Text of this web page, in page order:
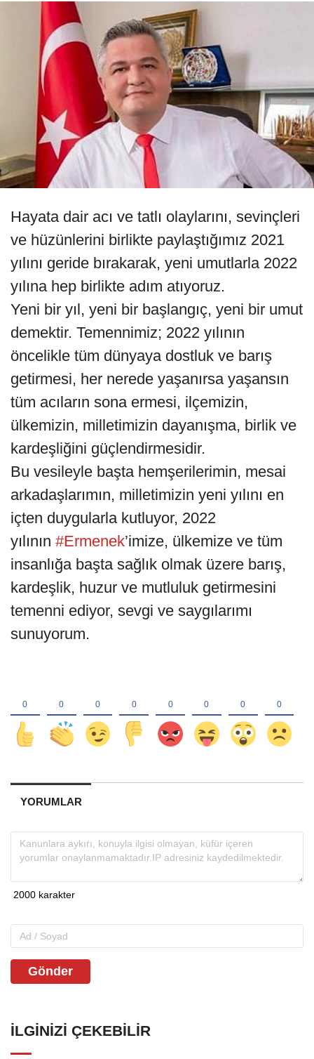
Hayata dair acı ve tatlı olaylarını, sevinçleri
ve hüzünlerini birlikte paylaştığımız 2021
yılını geride bırakarak, yeni umutlarla 2022
yılına hep birlikte adım atıyoruz.
Yeni bir yıl, yeni bir başlangıç, yeni bir umut
demektir. Temennimiz; 2022 yılının
öncelikle tüm dünyaya dostluk ve barış
getirmesi, her nerede yaşanırsa yaşansın
tüm acıların sona ermesi, ilçemizin,
ülkemizin, milletimizin dayanışma, birlik ve
kardeşliğini güçlendirmesidir.
Bu vesileyle başta hemşerilerimin, mesai
arkadaşlarımın, milletimizin yeni yılını en
içten duygularla kutluyor, 2022
yılının #Ermenek’imize, ülkemize ve tüm
insanlığa başta sağlık olmak üzere barış,
kardeşlik, huzur ve mutluluk getirmesini
temenni ediyor, sevgi ve saygılarımı
sunuyorum.
YORUMLAR
Gönder
İLGINIZI ÇEKEBILIR